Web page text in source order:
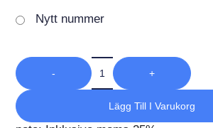
Nytt nummer
- +
Lägg Till I Varukorg